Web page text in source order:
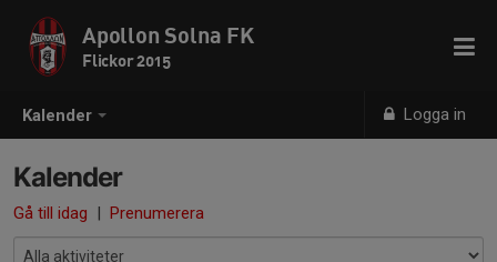
Kalender Logga in
Apollon Solna FK
Flickor 2015
Kalender
Gå till idag | Prenumerera